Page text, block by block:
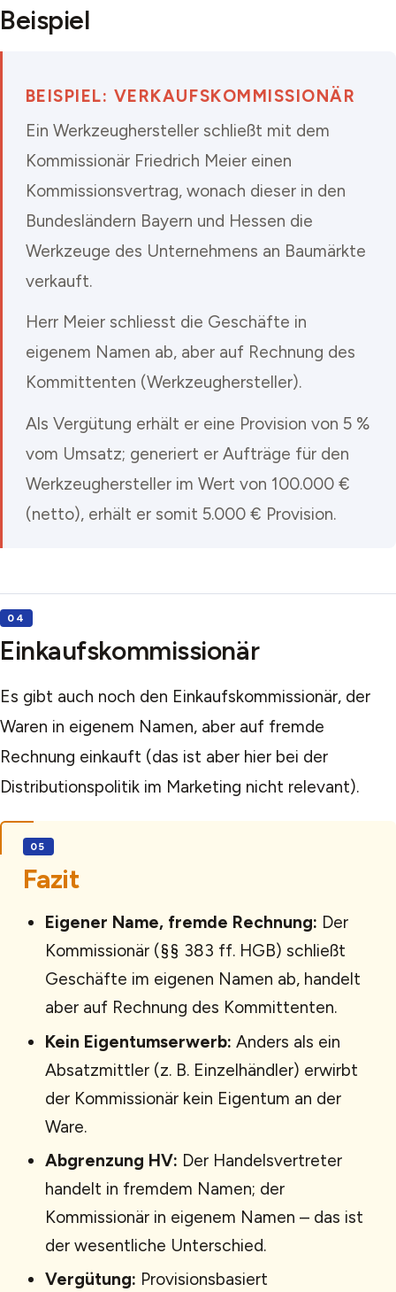
Beispiel
BEISPIEL: VERKAUFSKOMMISSIONÄR
Ein Werkzeughersteller schließt mit dem
Kommissionär Friedrich Meier einen
Kommissionsvertrag, wonach dieser in den
Bundesländern Bayern und Hessen die
Werkzeuge des Unternehmens an Baumärkte
verkauft.
Herr Meier schliesst die Geschäfte in
eigenem Namen ab, aber auf Rechnung des
Kommittenten (Werkzeughersteller).
Als Vergütung erhält er eine Provision von 5 %
vom Umsatz; generiert er Aufträge für den
Werkzeughersteller im Wert von 100.000 €
(netto), erhält er somit 5.000 € Provision.
Einkaufskommissionär
Es gibt auch noch den Einkaufskommissionär, der
Waren in eigenem Namen, aber auf fremde
Rechnung einkauft (das ist aber hier bei der
Distributionspolitik im Marketing nicht relevant).
Fazit
Eigener Name, fremde Rechnung: Der
Kommissionär (§§ 383 ff. HGB) schließt
Geschäfte im eigenen Namen ab, handelt
aber auf Rechnung des Kommittenten.
Kein Eigentumserwerb: Anders als ein
Absatzmittler (z. B. Einzelhändler) erwirbt
der Kommissionär kein Eigentum an der
Ware.
Abgrenzung HV: Der Handelsvertreter
handelt in fremdem Namen; der
Kommissionär in eigenem Namen – das ist
der wesentliche Unterschied.
Vergütung: Provisionsbasiert